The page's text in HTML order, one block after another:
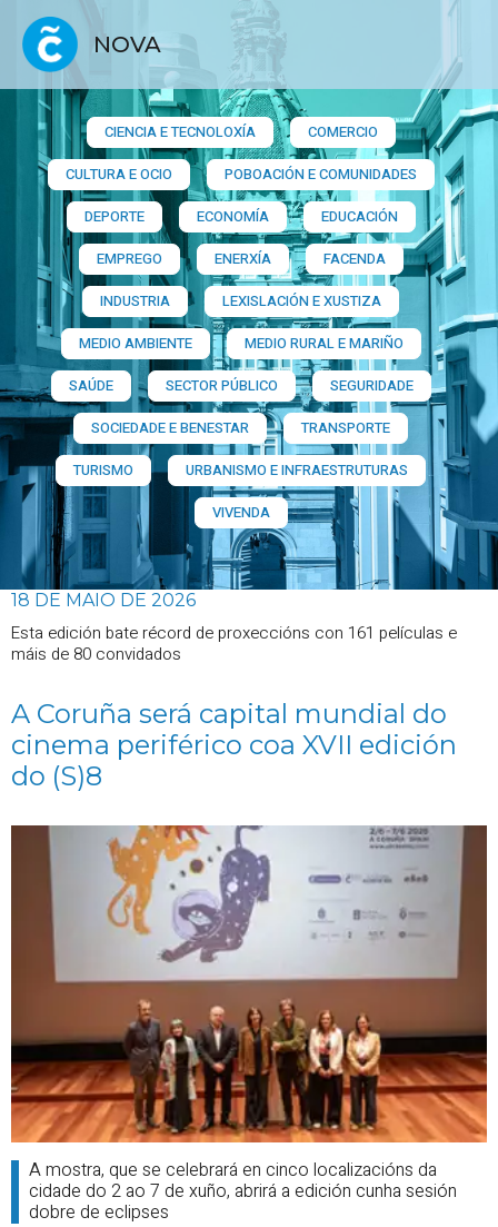
NOVA
CIENCIA E TECNOLOXÍA
COMERCIO
CULTURA E OCIO
POBOACIÓN E COMUNIDADES
DEPORTE
ECONOMÍA
EDUCACIÓN
EMPREGO
ENERXÍA
FACENDA
INDUSTRIA
LEXISLACIÓN E XUSTIZA
MEDIO AMBIENTE
MEDIO RURAL E MARIÑO
SAÚDE
SECTOR PÚBLICO
SEGURIDADE
SOCIEDADE E BENESTAR
TRANSPORTE
TURISMO
URBANISMO E INFRAESTRUTURAS
VIVENDA
18 DE MAIO DE 2026
Esta edición bate récord de proxeccións con 161 películas e
máis de 80 convidados
A Coruña será capital mundial do
cinema periférico coa XVII edición
do (S)8
A mostra, que se celebrará en cinco localizacións da
cidade do 2 ao 7 de xuño, abrirá a edición cunha sesión
dobre de eclipses